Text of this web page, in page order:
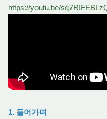
https://youtu.be/
1. 들어가며